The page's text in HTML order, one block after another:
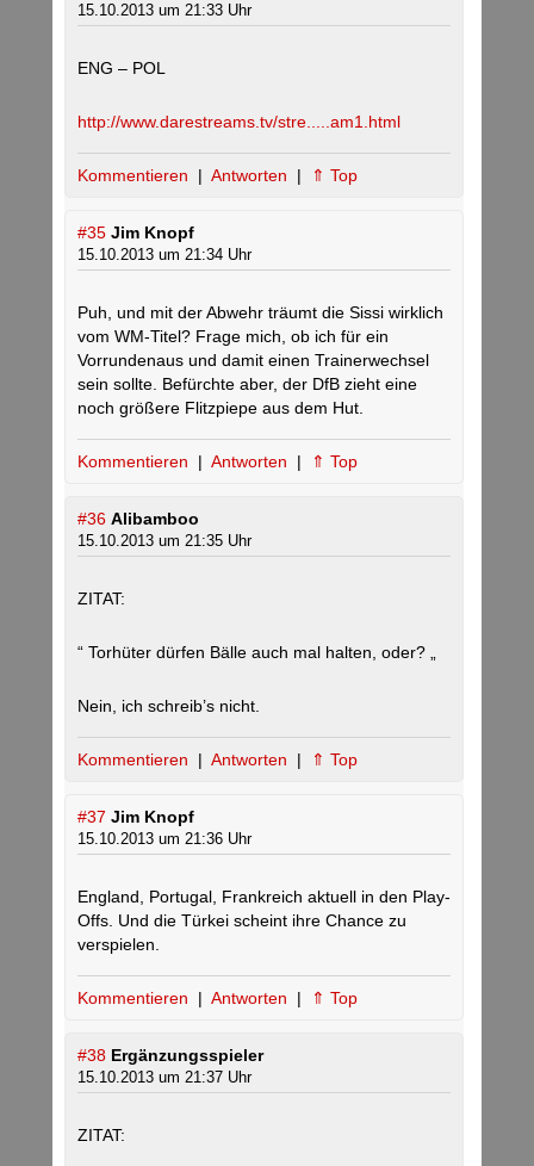
15.10.2013 um 21:33 Uhr
ENG – POL
http://www.darestreams.tv/stre.....am1.html
Kommentieren | Antworten | ⇑ Top
#35 Jim Knopf
15.10.2013 um 21:34 Uhr
Puh, und mit der Abwehr träumt die Sissi wirklich
vom WM-Titel? Frage mich, ob ich für ein
Vorrundenaus und damit einen Trainerwechsel
sein sollte. Befürchte aber, der DfB zieht eine
noch größere Flitzpiepe aus dem Hut.
Kommentieren | Antworten | ⇑ Top
#36 Alibamboo
15.10.2013 um 21:35 Uhr
ZITAT:
“ Torhüter dürfen Bälle auch mal halten, oder? „
Nein, ich schreib’s nicht.
Kommentieren | Antworten | ⇑ Top
#37 Jim Knopf
15.10.2013 um 21:36 Uhr
England, Portugal, Frankreich aktuell in den Play-
Offs. Und die Türkei scheint ihre Chance zu
verspielen.
Kommentieren | Antworten | ⇑ Top
#38 Ergänzungsspieler
15.10.2013 um 21:37 Uhr
ZITAT: